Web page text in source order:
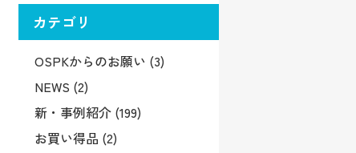
カテゴリ
OSPKからのお願い (3)
NEWS (2)
新・事例紹介 (199)
お買い得品 (2)